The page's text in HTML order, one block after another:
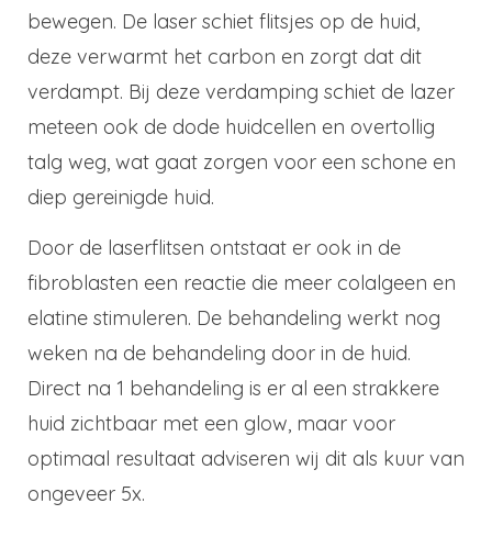
bewegen. De laser schiet flitsjes op de huid,
deze verwarmt het carbon en zorgt dat dit
verdampt. Bij deze verdamping schiet de lazer
meteen ook de dode huidcellen en overtollig
talg weg, wat gaat zorgen voor een schone en
diep gereinigde huid.
Door de laserflitsen ontstaat er ook in de
fibroblasten een reactie die meer colalgeen en
elatine stimuleren. De behandeling werkt nog
weken na de behandeling door in de huid.
Direct na 1 behandeling is er al een strakkere
huid zichtbaar met een glow, maar voor
optimaal resultaat adviseren wij dit als kuur van
ongeveer 5x.